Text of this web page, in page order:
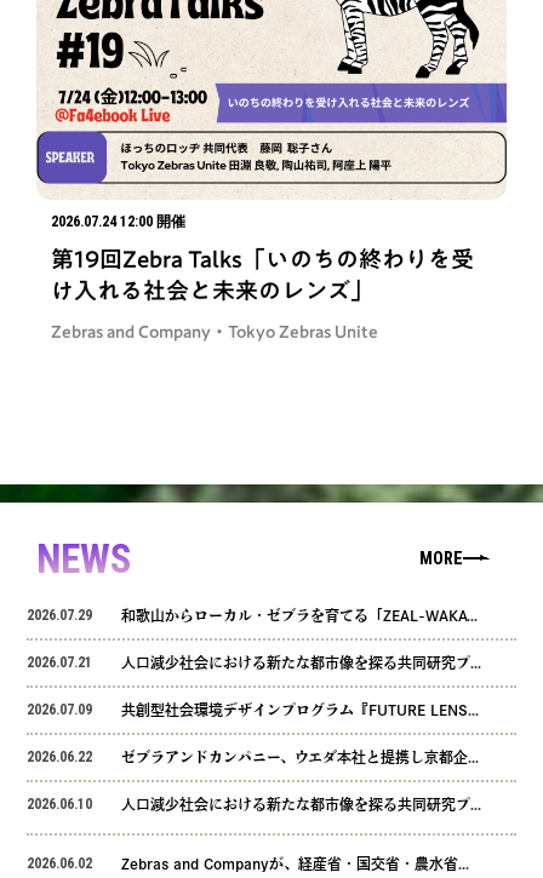
2026.07.24 12:00 開催
第19回Zebra Talks「いのちの終わりを受
け入れる社会と未来のレンズ」
Zebras and Company・Tokyo Zebras Unite
NEWS MORE
2026.07.29
2026.07.21
2026.07.09
2026.06.22
2026.06.10
2026.06.02